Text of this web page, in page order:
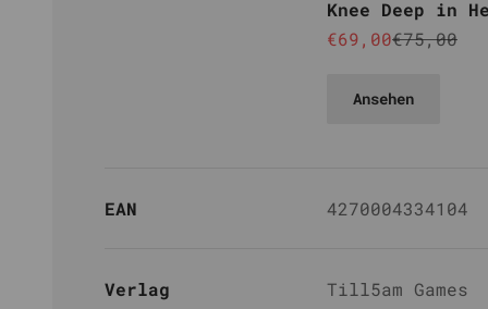
Knee Deep in
Angebot
€69,00€75,00
Ansehen
EAN 4270004334104
Verlag Till5am Games